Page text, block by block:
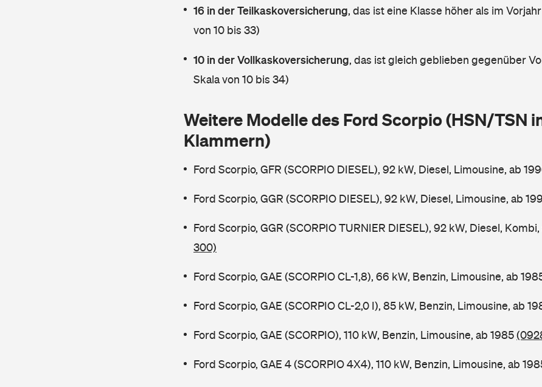
16 in der Teilkaskoversicherung, das ist eine Klasse höher als im
von 10 bis 33)
10 in der Vollkaskoversicherung, das ist gleich geblieben gegenüber
Skala von 10 bis 34)
Weitere Modelle des Ford Scorpio (HSN/TSN
Klammern)
Ford Scorpio, GFR (SCORPIO DIESEL), 92 kW, Diesel, Limousine, ab
Ford Scorpio, GGR (SCORPIO DIESEL), 92 kW, Diesel, Limousine, ab
Ford Scorpio, GGR (SCORPIO TURNIER DIESEL), 92 kW, Diesel,
300)
Ford Scorpio, GAE (SCORPIO CL-1,8), 66 kW, Benzin, Limousine, ab
Ford Scorpio, GAE (SCORPIO CL-2,0 I), 85 kW, Benzin, Limousine, ab
Ford Scorpio, GAE (SCORPIO), 110 kW, Benzin, Limousine, ab 1985
Ford Scorpio, GAE 4 (SCORPIO 4X4), 110 kW, Benzin, Limousine, ab